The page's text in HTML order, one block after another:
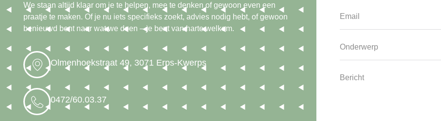
We staan altijd klaar om je te helpen, mee te denken of gewoon even een
praatje te maken. Of je nu iets specifieks zoekt, advies nodig hebt, of gewoon
benieuwd bent naar wat we doen – je bent van harte welkom.
Olmenhoekstraat 49, 3071 Erps-Kwerps
0472/60.03.37